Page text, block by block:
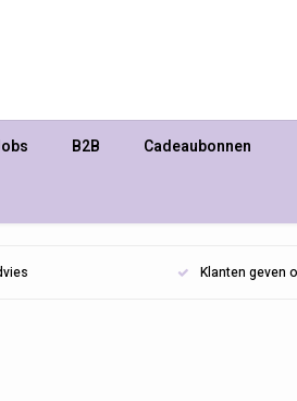
B2B Cadeaubonnen
Klanten geven